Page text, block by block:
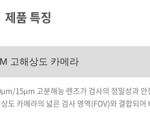
제품 특징
고해상도 카메라
µm/15µm 고분해능 렌즈가 검사의 정밀성과
카메라의 넓은 검사 영역(FOV)와 결합되어